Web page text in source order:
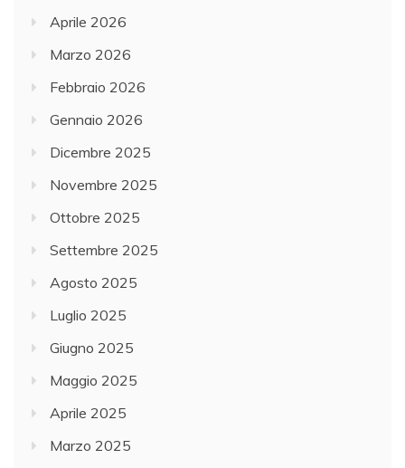
Aprile 2026
Marzo 2026
Febbraio 2026
Gennaio 2026
Dicembre 2025
Novembre 2025
Ottobre 2025
Settembre 2025
Agosto 2025
Luglio 2025
Giugno 2025
Maggio 2025
Aprile 2025
Marzo 2025